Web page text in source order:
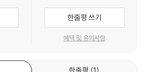
한줄평 쓰기
혜택 및 유의사항